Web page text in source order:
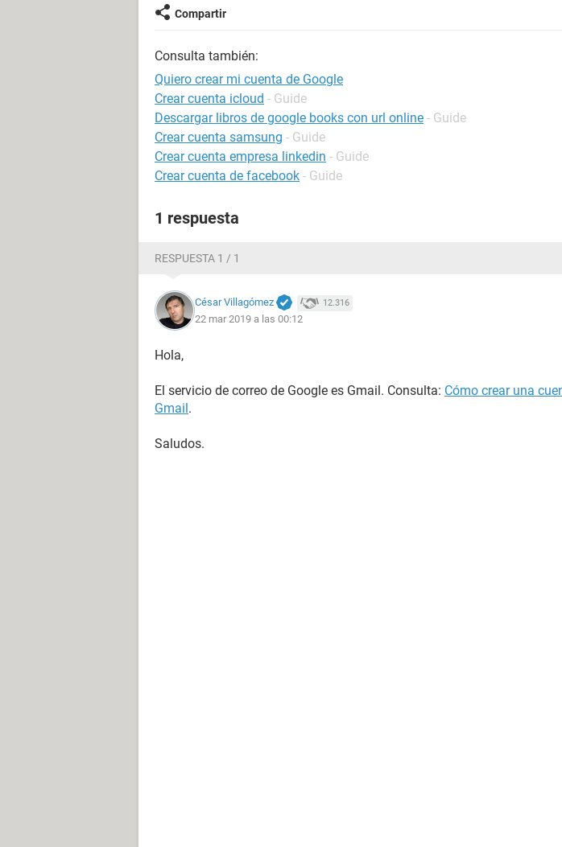
Compartir
Consulta también:
Quiero crear mi cuenta de Google
Crear cuenta icloud - Guide
Descargar libros de google books con url online - Guide
Crear cuenta samsung - Guide
Crear cuenta empresa linkedin - Guide
Crear cuenta de facebook - Guide
1 respuesta
RESPUESTA 1 / 1
César Villagómez 12.316
22 mar 2019 a las 00:12
Hola,
El servicio de correo de Google es Gmail. Consulta: Cómo crear una
Gmail.
Saludos.